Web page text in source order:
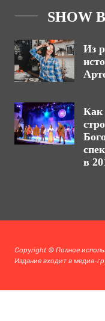
SHOW
Из
Как
в
Copyright © Полное
Издание входит в медиа-